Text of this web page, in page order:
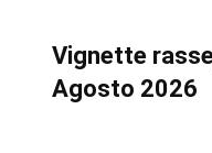
Vignette
Agosto 2026